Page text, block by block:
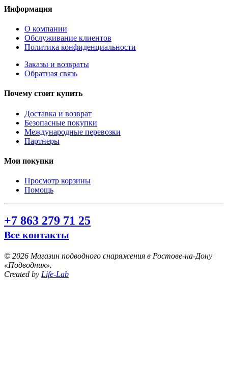
Информация
О компании
Обслуживание клиентов
Политика конфиденциальности
Заказы и возвраты
Обратная связь
Почему стоит купить
Доставка и возврат
Безопасные покупки
Международные перевозки
Партнеры
Мои покупки
Просмотр корзины
Помощь
+7 863 279 71 25
Все контакты
© 2026 Магазин подводного снаряжения в Ростове-на-Дону
«Подводник».
Created by Life-Lab